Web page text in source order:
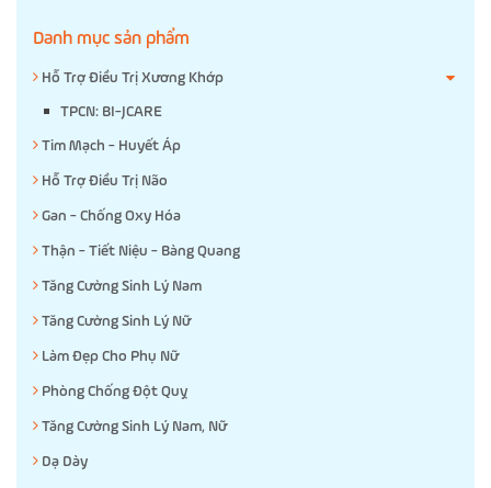
Danh mục sản phẩm
Hỗ Trợ Điều Trị Xương Khớp
TPCN: BI-JCARE
Tim Mạch - Huyết Áp
Hỗ Trợ Điều Trị Não
Gan - Chống Oxy Hóa
Thận - Tiết Niệu - Bàng Quang
Tăng Cường Sinh Lý Nam
Tăng Cường Sinh Lý Nữ
Làm Đẹp Cho Phụ Nữ
Phòng Chống Đột Quỵ
Tăng Cường Sinh Lý Nam, Nữ
Dạ Dày